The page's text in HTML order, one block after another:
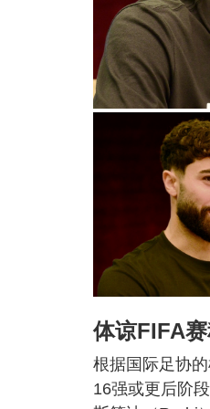
体谅FIFA
根据国际足协
16强或更后阶